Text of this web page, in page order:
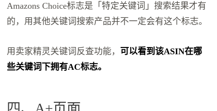
Amazons Choice标志是「特定关键词」搜索结果才有
的，用其他关键词搜索产品并不一定会有这个标志。
用卖家精灵关键词反查功能， 可以看到该ASIN在哪
些关键词下拥有AC标志。